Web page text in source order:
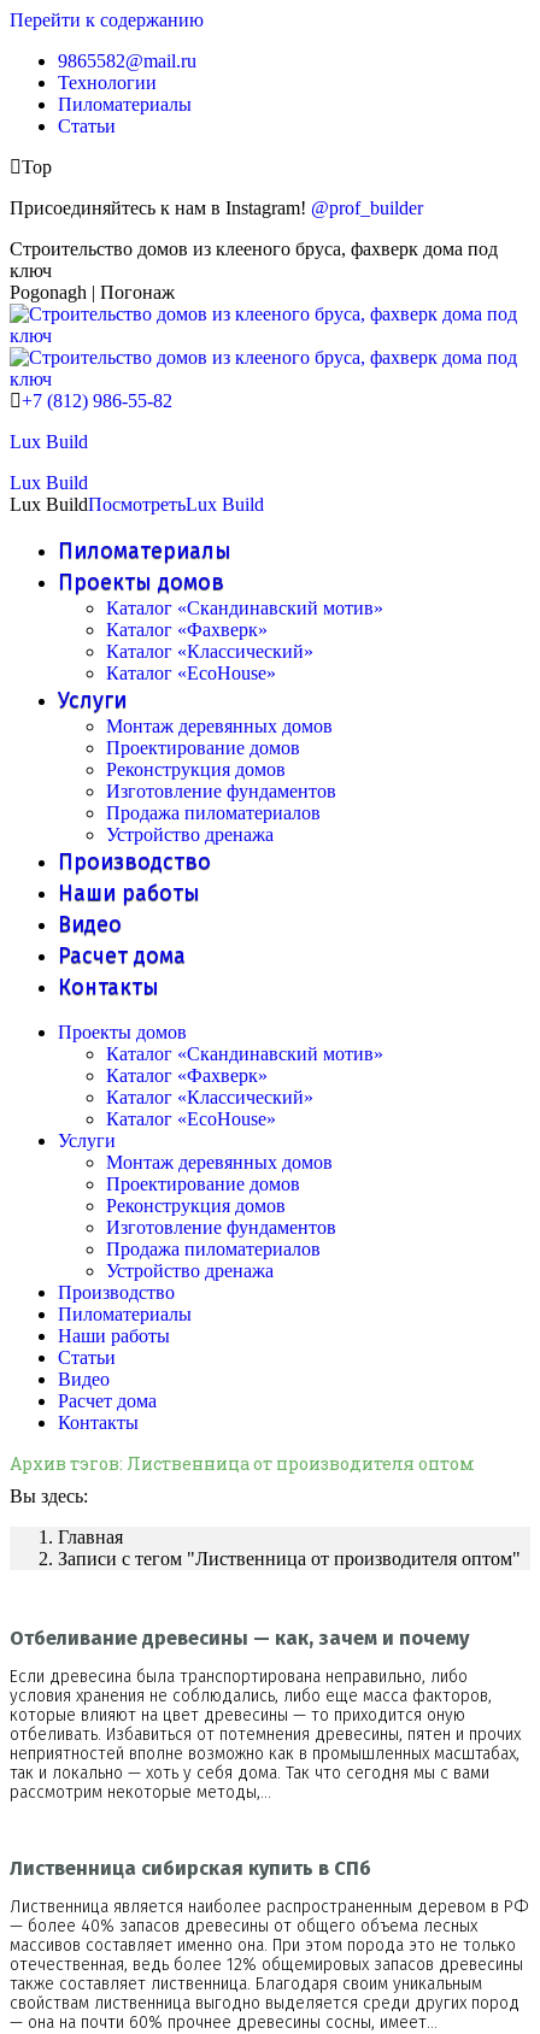
Перейти к содержанию
9865582@mail.ru
Технологии
Пиломатериалы
Статьи
Top
Присоединяйтесь к нам в Instagram! @prof_builder
Строительство домов из клееного бруса, фахверк дома под
ключ
Pogonagh | Погонаж
+7 (812) 986-55-82
Lux Build
Lux Build
Lux BuildПосмотретьLux Build
Пиломатериалы
Проекты домов
Каталог «Скандинавский мотив»
Каталог «Фахверк»
Каталог «Классический»
Каталог «EcoHouse»
Услуги
Монтаж деревянных домов
Проектирование домов
Реконструкция домов
Изготовление фундаментов
Продажа пиломатериалов
Устройство дренажа
Производство
Наши работы
Видео
Расчет дома
Контакты
Проекты домов
Каталог «Скандинавский мотив»
Каталог «Фахверк»
Каталог «Классический»
Каталог «EcoHouse»
Услуги
Монтаж деревянных домов
Проектирование домов
Реконструкция домов
Изготовление фундаментов
Продажа пиломатериалов
Устройство дренажа
Производство
Пиломатериалы
Наши работы
Статьи
Видео
Расчет дома
Контакты
Архив тэгов: Лиственница от производителя оптом
Вы здесь:
Главная
Записи с тегом "Лиственница от производителя оптом"
Отбеливание древесины — как, зачем и почему
Если древесина была транспортирована неправильно, либо
условия хранения не соблюдались, либо еще масса факторов,
которые влияют на цвет древесины — то приходится оную
отбеливать. Избавиться от потемнения древесины, пятен и прочих
неприятностей вполне возможно как в промышленных масштабах,
так и локально — хоть у себя дома. Так что сегодня мы с вами
рассмотрим некоторые методы,…
Лиственница сибирская купить в СПб
Лиственница является наиболее распространенным деревом в РФ
— более 40% запасов древесины от общего объема лесных
массивов составляет именно она. При этом порода это не только
отечественная, ведь более 12% общемировых запасов древесины
также составляет лиственница. Благодаря своим уникальным
свойствам лиственница выгодно выделяется среди других пород
— она на почти 60% прочнее древесины сосны, имеет…